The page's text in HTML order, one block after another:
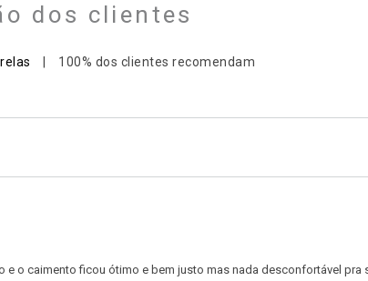
dos clientes
100% dos clientes recomendam
o caimento ficou ótimo e bem justo mas nada desconfortável pra